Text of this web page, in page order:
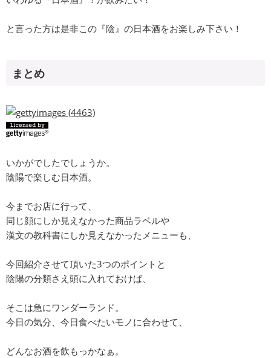
と言った方は是非この『陰』の日本酒をお楽しみ下さい！
まとめ
いかがでしたでしょうか。
陰陽で楽しむ日本酒。
今までお店に行って、
同じ顔にしか見えなかった商品ラベルや
漢文の教科書にしか見えなかったメニューも、
今回紹介させて頂いた3つのポイントと
陰陽の分類さえ頭に入れておけば、
そこは急にワンダーランド。
今日の気分、今日食べたいモノに合わせて、
どんなお酒を飲もっかなぁ。